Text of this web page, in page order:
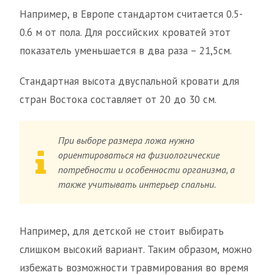
Например, в Европе стандартом считается 0.5-
0.6 м от пола. Для российских кроватей этот
показатель уменьшается в два раза – 21,5см.
Стандартная высота двуспальной кровати для
стран Востока составляет от 20 до 30 см.
При выборе размера ложа нужно
ориентироваться на физиологические
потребности и особенности организма, а
также учитывать интерьер спальни.
Например, для детской не стоит выбирать
слишком высокий вариант. Таким образом, можно
избежать возможности травмирования во время